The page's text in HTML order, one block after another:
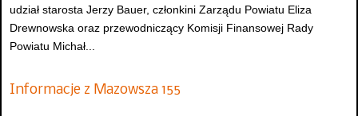
udział starosta Jerzy Bauer, członkini Zarządu Powiatu Eliza
Drewnowska oraz przewodniczący Komisji Finansowej Rady
Powiatu Michał...
Informacje z Mazowsza 155